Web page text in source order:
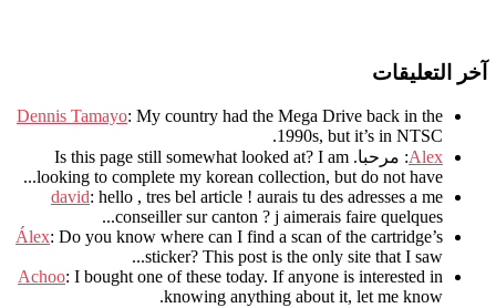
آخر التعليقات
Dennis Tamayo: My country had the Mega Drive back in the
1990s, but it’s in NTSC
.
Alex: مرحبا. Is this page still somewhat looked at? I am
looking to complete my korean collection, but do not have..
.
david: hello , tres bel article ! aurais tu des adresses a me
conseiller sur canton ? j aimerais faire quelques..
.
Álex: Do you know where can I find a scan of the cartridge’s
sticker? This post is the only site that I saw...
Achoo: I bought one of these today. If anyone is interested in
knowing anything about it, let me know.